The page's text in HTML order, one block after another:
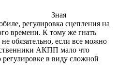
Зная
регулировка сцепления на
времени. К тому же гнать
обязательно, если все можно
АКПП мало что
в виду сложной